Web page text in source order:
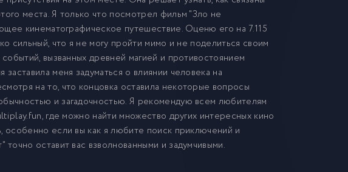
места. Я только что посмотрел фильм "Зло не
кинематографическое путешествие. Оценю его на 7.115
сильный, что я не могу пройти мимо и не поделиться своим
вызванных древней магией и противостоянием
меня задуматься о влиянии человека на
на то, что концовка оставила некоторые вопросы
и загадочностью. Я рекомендую всем любителям
где можно найти множество других интересных кино
особенно если вы как я любите поиск приключений и
оставит вас взволнованными и задумчивыми.